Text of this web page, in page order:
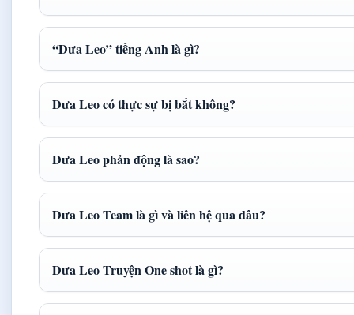
“Dưa Leo” tiếng Anh là gì?
Dưa Leo có thực sự bị bắt không?
Dưa Leo phản động là sao?
Dưa Leo Team là gì và liên hệ qua đâu?
Dưa Leo Truyện One shot là gì?